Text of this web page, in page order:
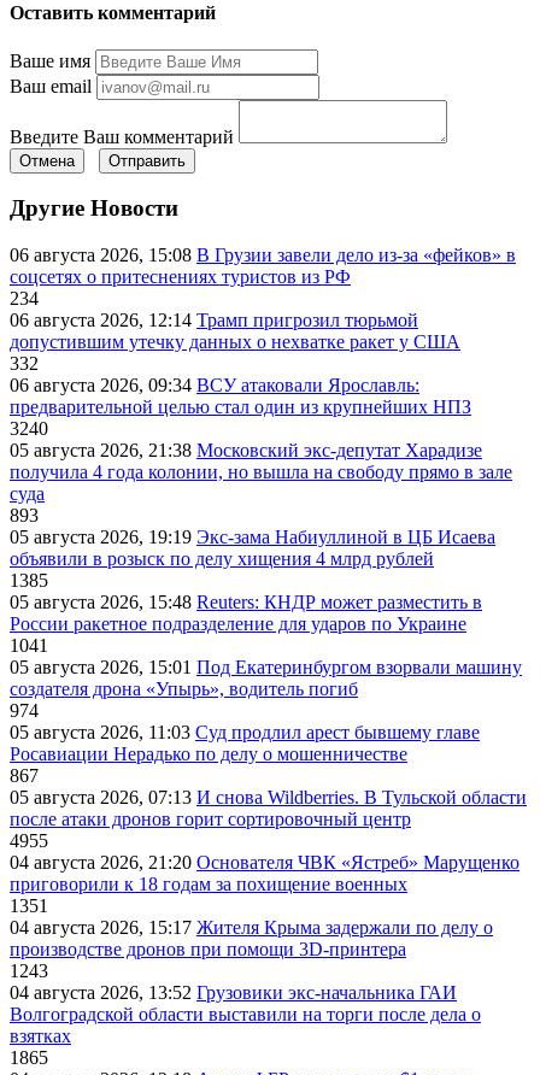
Оставить комментарий
Ваше имя
Ваш email
Введите Ваш комментарий
Отмена Отправить
Другие Новости
06 августа 2026, 15:08 В Грузии завели дело из-за «фейков» в
соцсетях о притеснениях туристов из РФ
234
06 августа 2026, 12:14 Трамп пригрозил тюрьмой
допустившим утечку данных о нехватке ракет у США
332
06 августа 2026, 09:34 ВСУ атаковали Ярославль:
предварительной целью стал один из крупнейших НПЗ
3240
05 августа 2026, 21:38 Московский экс-депутат Харадизе
получила 4 года колонии, но вышла на свободу прямо в зале
суда
893
05 августа 2026, 19:19 Экс-зама Набиуллиной в ЦБ Исаева
объявили в розыск по делу хищения 4 млрд рублей
1385
05 августа 2026, 15:48 Reuters: КНДР может разместить в
России ракетное подразделение для ударов по Украине
1041
05 августа 2026, 15:01 Под Екатеринбургом взорвали машину
создателя дрона «Упырь», водитель погиб
974
05 августа 2026, 11:03 Суд продлил арест бывшему главе
Росавиации Нерадько по делу о мошенничестве
867
05 августа 2026, 07:13 И снова Wildberries. В Тульской области
после атаки дронов горит сортировочный центр
4955
04 августа 2026, 21:20 Основателя ЧВК «Ястреб» Марущенко
приговорили к 18 годам за похищение военных
1351
04 августа 2026, 15:17 Жителя Крыма задержали по делу о
производстве дронов при помощи 3D‑принтера
1243
04 августа 2026, 13:52 Грузовики экс-начальника ГАИ
Волгоградской области выставили на торги после дела о
взятках
1865